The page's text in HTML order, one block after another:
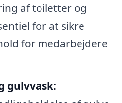
af toiletter og
for at sikre
for medarbejdere
gulvvask: